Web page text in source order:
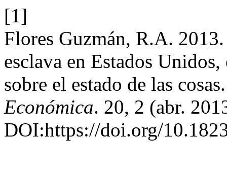
[1]
Flores Guzmán, R.A.
esclava en Estados
sobre el estado de las
Económica. 20, 2 (abr.
DOI:https://doi.org/